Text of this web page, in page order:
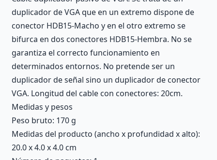
duplicador de VGA que en un extremo dispone de
conector HDB15-Macho y en el otro extremo se
bifurca en dos conectores HDB15-Hembra. No se
garantiza el correcto funcionamiento en
determinados entornos. No pretende ser un
duplicador de señal sino un duplicador de conector
VGA. Longitud del cable con conectores: 20cm.
Medidas y pesos
Peso bruto: 170 g
Medidas del producto (ancho x profundidad x alto):
20.0 x 4.0 x 4.0 cm